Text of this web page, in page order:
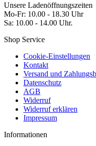
Unsere Ladenöffnungszeiten
Mo-Fr: 10.00 - 18.30 Uhr
Sa: 10.00 - 14.00 Uhr.
Shop Service
Cookie-Einstellungen
Kontakt
Versand und
Datenschutz
AGB
Widerruf
Widerruf erklären
Impressum
Informationen